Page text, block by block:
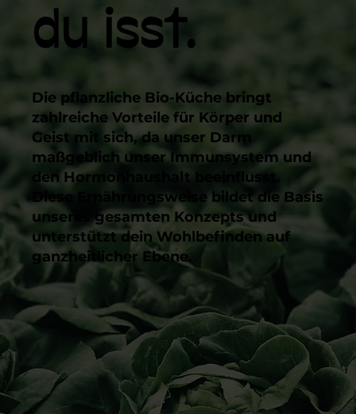
du isst.
Die pflanzliche Bio-Küche bringt
zahlreiche Vorteile für Körper und
Geist mit sich, da unser Darm
maßgeblich unser Immunsystem und
den Hormonhaushalt beeinflusst.
Diese Ernährungsweise bildet die Basis
unseres gesamten Konzepts und
unterstützt dein Wohlbefinden auf
ganzheitlicher Ebene.